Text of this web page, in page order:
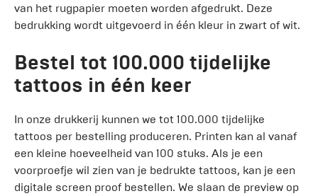
van het rugpapier moeten worden afgedrukt. Deze
bedrukking wordt uitgevoerd in één kleur in zwart of wit.
Bestel tot 100.000 tijdelijke
tattoos in één keer
In onze drukkerij kunnen we tot 100.000 tijdelijke
tattoos per bestelling produceren. Printen kan al vanaf
een kleine hoeveelheid van 100 stuks. Als je een
voorproefje wil zien van je bedrukte tattoos, kan je een
digitale screen proof bestellen. We slaan de preview op